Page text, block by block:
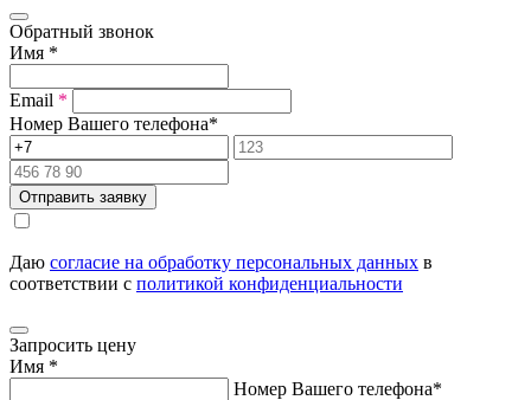
Обратный звонок
Имя *
Email *
Номер Вашего телефона*
Отправить заявку
Даю согласие на обработку персональных данных в
соответствии с политикой конфиденциальности
Запросить цену
Имя *
Номер Вашего телефона*